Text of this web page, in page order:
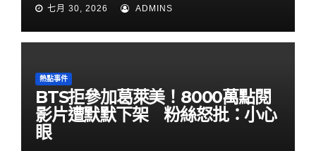
七月 30, 2026 ADMINS
熱點事件
BTS拒參加葛萊美！8000萬點閱
影片遭默默下架 粉絲怒批：小心
眼